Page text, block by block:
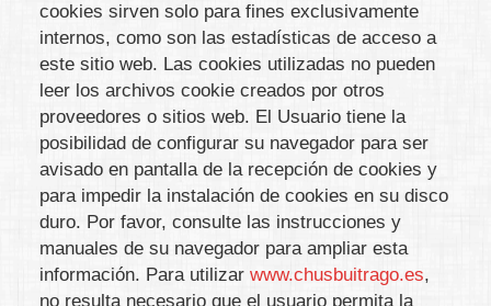
cookies sirven solo para fines exclusivamente
internos, como son las estadísticas de acceso a
este sitio web. Las cookies utilizadas no pueden
leer los archivos cookie creados por otros
proveedores o sitios web. El Usuario tiene la
posibilidad de configurar su navegador para ser
avisado en pantalla de la recepción de cookies y
para impedir la instalación de cookies en su disco
duro. Por favor, consulte las instrucciones y
manuales de su navegador para ampliar esta
información. Para utilizar www.chusbuitrago.es,
no resulta necesario que el usuario permita la